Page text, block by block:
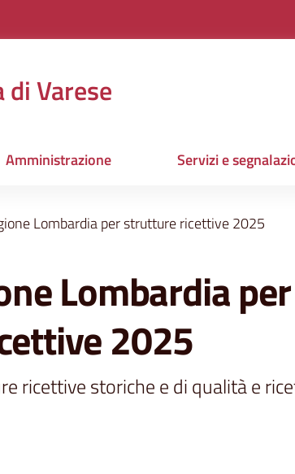
Varese
Amministrazione Servizi e
Lombardia per strutture ricettive 2025
Lombardia per
2025
ricettive storiche e di qualità e